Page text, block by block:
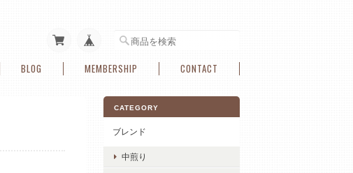
BLOG MEMBERSHIP CONTACT
CATEGORY
ブレンド
中煎り